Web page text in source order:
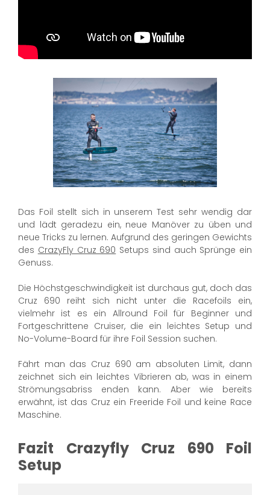
Das Foil stellt sich in unserem Test sehr wendig dar
und lädt geradezu ein, neue Manöver zu üben und
neue Tricks zu lernen. Aufgrund des geringen Gewichts
des CrazyFly Cruz 690 Setups sind auch Sprünge ein
Genuss.
Die Höchstgeschwindigkeit ist durchaus gut, doch das
Cruz 690 reiht sich nicht unter die Racefoils ein,
vielmehr ist es ein Allround Foil für Beginner und
Fortgeschrittene Cruiser, die ein leichtes Setup und
No-Volume-Board für ihre Foil Session suchen.
Fährt man das Cruz 690 am absoluten Limit, dann
zeichnet sich ein leichtes Vibrieren ab, was in einem
Strömungsabriss enden kann. Aber wie bereits
erwähnt, ist das Cruz ein Freeride Foil und keine Race
Maschine.
Fazit Crazyfly Cruz 690 Foil
Setup